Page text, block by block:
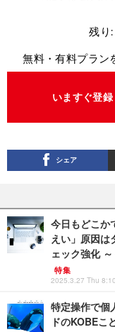
残り
無料・有料プラン
いますぐ登録
シェア
今日もどこか
えい」原因は
ェック強化
特集
2025.3.27 Thu 8:10
特定操作で個
ドのKOBEこ